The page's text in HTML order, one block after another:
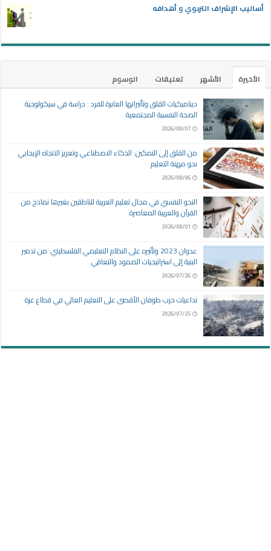
أساليب الإشراف التربوي و أهدافه
الأخيرة الأشهر تعليقات
الوسوم
ديناميكيات القلق وتأثيراتها العابرة للفرد : دراسة في سيكولوجية
الصحة النفسية المجتمعية
2026/08/07
من القلق إلى التمكين: الذكاء الاصطناعي وتعزيز الاتجاه الإيجابي
نحو مهنة التعليم
2026/08/06
النحو النفسي في مجال تعليم العربية للناطقين بغيرها نماذج من
القرآن والعربية المعاصرة
2026/08/01
عدوان 2023 وتأثيره على النظام التعليمي الفلسطيني: من تدمير
البنية إلى استراتيجيات الصمود والتعافي
2026/07/26
تداعيات حرب طوفان الأقصى على التعليم العالي في قطاع غزة
2026/07/25